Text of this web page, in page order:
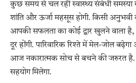
कुछ समय से चल रही स्वास्थ्य संबंधी समस्या
शांति और ऊर्जा महसूस होगी. किसी अनुभवी
आपकी सफलता का कोई द्वार खुलने वाला
दूर होंगी. पारिवारिक रिश्ते में मेल-जोल
आज नकारात्मक सोच से बचने की जरुरत है.
सहयोग मिलेगा.